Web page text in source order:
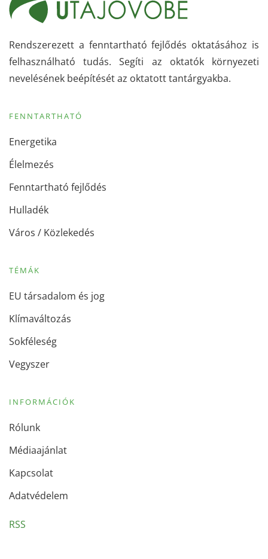
Rendszerezett a fenntartható fejlődés oktatásához is
felhasználható tudás. Segíti az oktatók környezeti
nevelésének beépítését az oktatott tantárgyakba.
FENNTARTHATÓ
Energetika
Élelmezés
Fenntartható fejlődés
Hulladék
Város / Közlekedés
TÉMÁK
EU társadalom és jog
Klímaváltozás
Sokféleség
Vegyszer
INFORMÁCIÓK
Rólunk
Médiaajánlat
Kapcsolat
Adatvédelem
RSS